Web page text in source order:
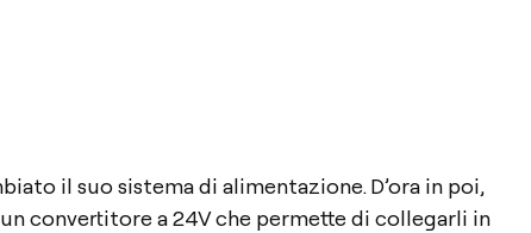
il suo sistema di alimentazione. D’ora in poi,
convertitore a 24V che permette di collegarli in